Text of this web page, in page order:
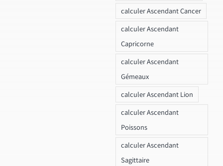
calculer Ascendant Cancer
calculer Ascendant
Capricorne
calculer Ascendant
Gémeaux
calculer Ascendant Lion
calculer Ascendant
Poissons
calculer Ascendant
Sagittaire